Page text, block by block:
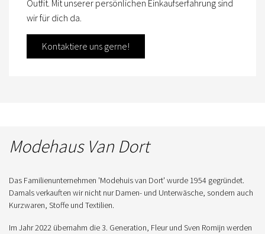
Outfit. Mit unserer persönlichen Einkaufserfahrung sind
wir für dich da.
Kontaktiere uns gerne!
Modehaus Van Dort
Das Familienunternehmen 'Modehuis van Dort' wurde 1954 gegründet.
Damals verkauften wir nicht nur Damen- und Unterwäsche, sondern auch
Kurzwaren, Stoffe und Textilien.
Im Jahr 2022 übernahm die 3. Generation, Fleur und Sven Romijn werden